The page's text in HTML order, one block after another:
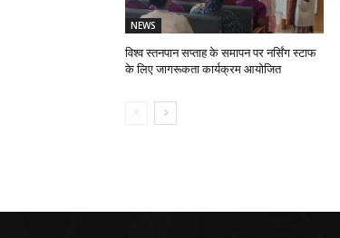
NEWS
विश्व स्तनपान सप्ताह के समापन पर नर्सिंग स्टाफ
के लिए जागरूकता कार्यक्रम आयोजित